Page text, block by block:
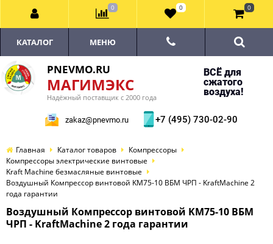
PNEVMO.RU
МАГИМЭКС
Надёжный поставщик с 2000 года
ВСЁ для
сжатого
воздуха!
zakaz@pnevmo.ru +7 (495) 730-02-90
КАТАЛОГ МЕНЮ
Главная Каталог товаров
Компрессоры
Компрессоры электрические винтовые
Kraft Machine безмасляные винтовые
Воздушный Компрессор винтовой KM75-10 ВБМ ЧРП - KraftMachine 2
года гарантии
Воздушный Компрессор винтовой KM75-10 ВБМ
ЧРП - KraftMachine 2 года гарантии
0 0 0